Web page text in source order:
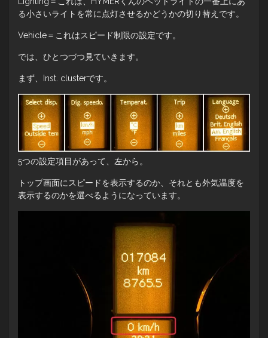
る小さいライトを常に点灯させるかどうかの切り替えです。
Vehicle＝これはスピード制限の設定です。
では、ひとつづつ見ていきます。
まず、Inst. clusterです。
5つの設定項目があって、左から。
トップ画面にスピードを表示するのか、それとも外気温度を
表示するのかを選べるようになっています。